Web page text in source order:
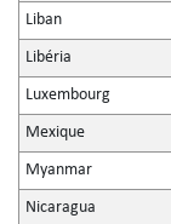
Liban
Libéria
Luxembourg
Mexique
Myanmar
Nicaragua